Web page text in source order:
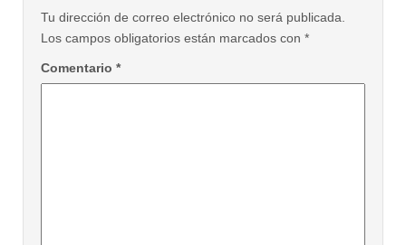
Tu dirección de correo electrónico no será publicada.
Los campos obligatorios están marcados con *
Comentario *